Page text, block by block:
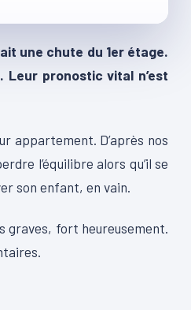
une chute du 1er étage.
pronostic vital n’est
appartement. D’après nos
l’équilibre alors qu’il se
son enfant, en vain.
graves, fort heureusement.